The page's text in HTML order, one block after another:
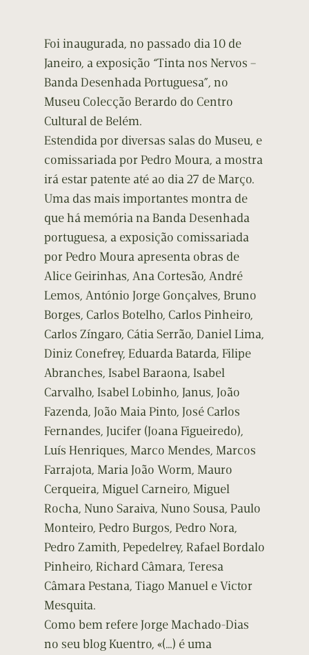
Foi inaugurada, no passado dia 10 de
Janeiro, a exposição “Tinta nos Nervos –
Banda Desenhada Portuguesa”, no
Museu Colecção Berardo do Centro
Cultural de Belém.
Estendida por diversas salas do Museu, e
comissariada por Pedro Moura, a mostra
irá estar patente até ao dia 27 de Março.
Uma das mais importantes montra de
que há memória na Banda Desenhada
portuguesa, a exposição comissariada
por Pedro Moura apresenta obras de
Alice Geirinhas, Ana Cortesão, André
Lemos, António Jorge Gonçalves, Bruno
Borges, Carlos Botelho, Carlos Pinheiro,
Carlos Zíngaro, Cátia Serrão, Daniel Lima,
Diniz Conefrey, Eduarda Batarda, Filipe
Abranches, Isabel Baraona, Isabel
Carvalho, Isabel Lobinho, Janus, João
Fazenda, João Maia Pinto, José Carlos
Fernandes, Jucifer (Joana Figueiredo),
Luís Henriques, Marco Mendes, Marcos
Farrajota, Maria João Worm, Mauro
Cerqueira, Miguel Carneiro, Miguel
Rocha, Nuno Saraiva, Nuno Sousa, Paulo
Monteiro, Pedro Burgos, Pedro Nora,
Pedro Zamith, Pepedelrey, Rafael Bordalo
Pinheiro, Richard Câmara, Teresa
Câmara Pestana, Tiago Manuel e Victor
Mesquita.
Como bem refere Jorge Machado-Dias
no seu blog Kuentro, «(…) é uma